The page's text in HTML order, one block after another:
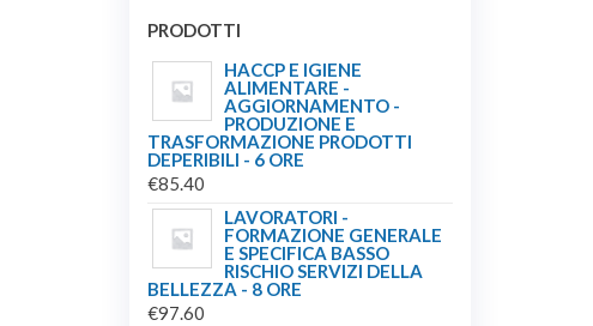
PRODOTTI
HACCP E IGIENE
ALIMENTARE -
AGGIORNAMENTO -
PRODUZIONE E
TRASFORMAZIONE PRODOTTI
DEPERIBILI - 6 ORE
€85.40
LAVORATORI -
FORMAZIONE GENERALE
E SPECIFICA BASSO
RISCHIO SERVIZI DELLA
BELLEZZA - 8 ORE
€97.60